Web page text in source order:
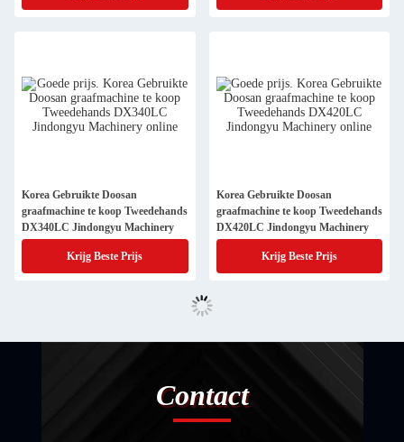
Korea Gebruikte Doosan
graafmachine te koop Tweedehands
DX340LC Jindongyu Machinery
Krijg Beste Prijs
Korea Gebruikte Doosan
graafmachine te koop Tweedehands
DX420LC Jindongyu Machinery
Krijg Beste Prijs
Contact